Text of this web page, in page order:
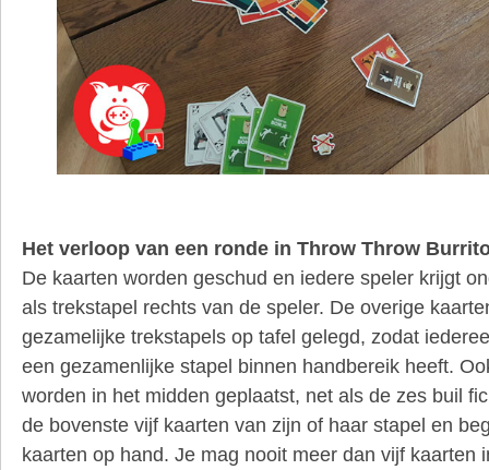
Het verloop van een ronde in Throw Throw
De kaarten worden geschud en iedere speler krijgt
als trekstapel rechts van de speler. De overige
gezamelijke trekstapels op tafel gelegd, zodat
een gezamenlijke stapel binnen handbereik heeft.
worden in het midden geplaatst, net als de zes buil
de bovenste vijf kaarten van zijn of haar stapel en
kaarten op hand. Je mag nooit meer dan vijf kaarten